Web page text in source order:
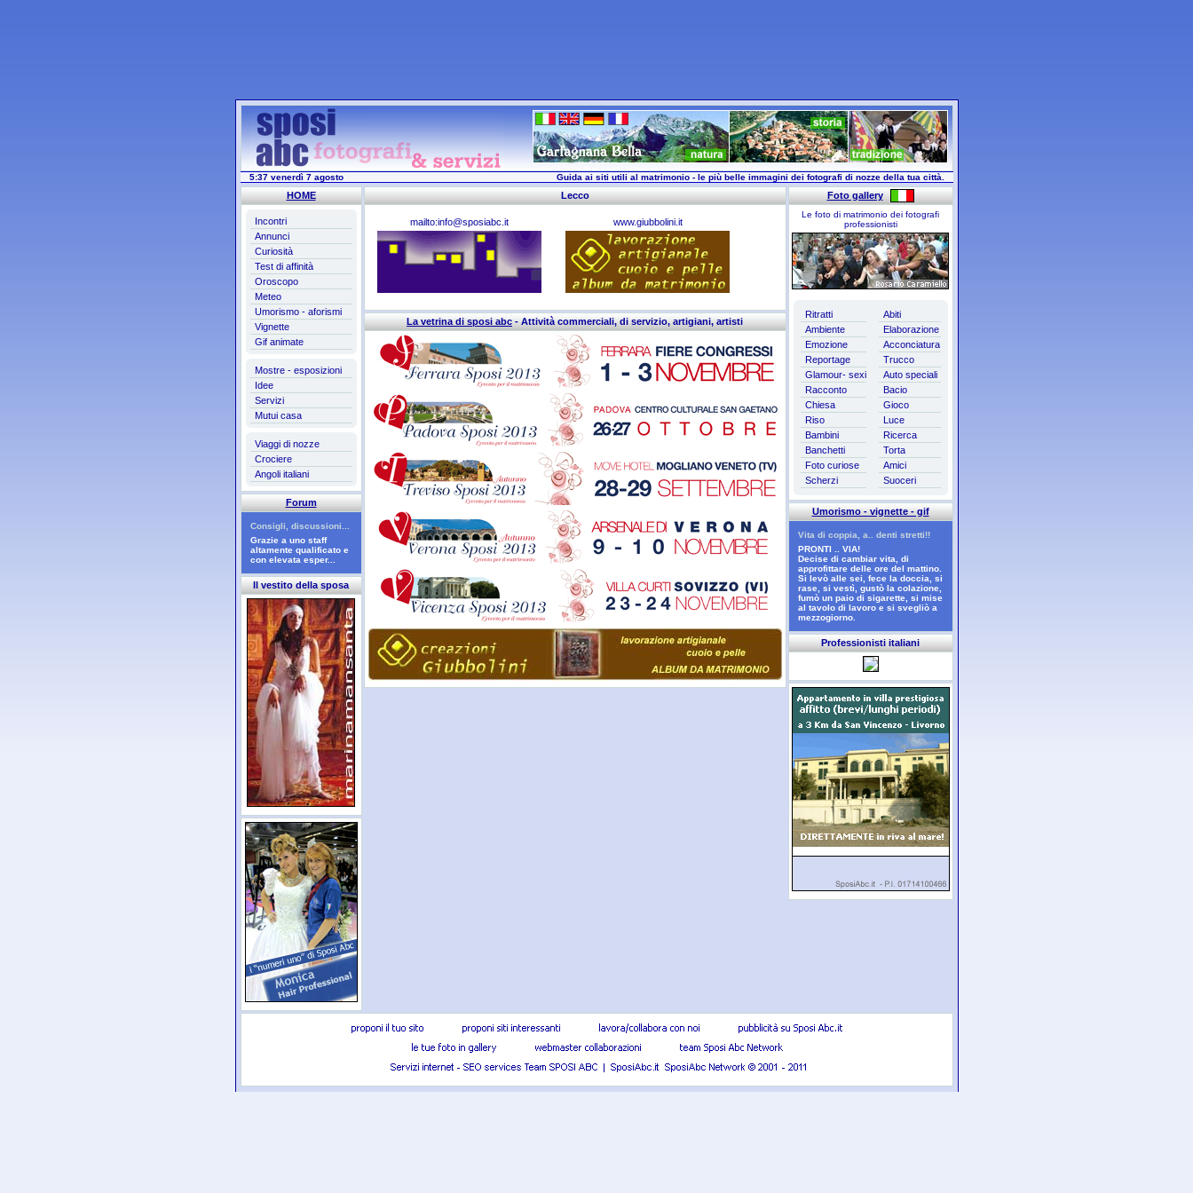
Guida ai siti utili al matrimonio - le più belle immagini dei fotografi di nozze della tua città.
5:37 venerdì 7 agosto
HOME
Incontri
Annunci
Curiosità
Test di affinità
Oroscopo
Meteo
Umorismo - aforismi
Vignette
Gif animate
Mostre - esposizioni
Idee
Servizi
Mutui casa
Viaggi di nozze
Crociere
Angoli italiani
Forum
Consigli, discussioni...
Grazie a uno staff
altamente qualificato e
con elevata esper...
Il vestito della sposa
Lecco
mailto:info@sposiabc.it www.giubbolini.it
La vetrina di sposi abc- Attività commerciali, di servizio, artigiani, artisti
Foto gallery
Le foto di matrimonio dei fotografi
professionisti
Ritratti
Ambiente
Emozione
Reportage
Glamour- sexi
Racconto
Chiesa
Riso
Bambini
Banchetti
Foto curiose
Scherzi
Abiti
Elaborazione
Acconciatura
Trucco
Auto speciali
Bacio
Gioco
Luce
Ricerca
Torta
Amici
Suoceri
Umorismo - vignette - gif
Vita di coppia, a.. denti stretti!!
PRONTI .. VIA!
Decise di cambiar vita, di
approfittare delle ore del mattino.
Si levò alle sei, fece la doccia, si
rase, si vestì, gustò la colazione,
fumò un paio di sigarette, si mise
al tavolo di lavoro e si svegliò a
mezzogiorno.
Professionisti italiani